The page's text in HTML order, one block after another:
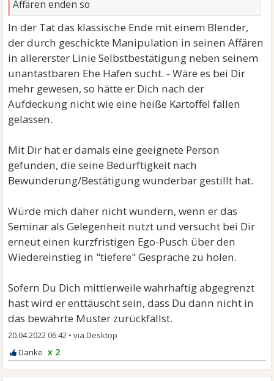
Affären enden so
In der Tat das klassische Ende mit einem Blender,
der durch geschickte Manipulation in seinen Affären
in allererster Linie Selbstbestätigung neben seinem
unantastbaren Ehe Hafen sucht. - Wäre es bei Dir
mehr gewesen, so hätte er Dich nach der
Aufdeckung nicht wie eine heiße Kartoffel fallen
gelassen.
Mit Dir hat er damals eine geeignete Person
gefunden, die seine Bedürftigkeit nach
Bewunderung/Bestätigung wunderbar gestillt hat.
Würde mich daher nicht wundern, wenn er das
Seminar als Gelegenheit nutzt und versucht bei Dir
erneut einen kurzfristigen Ego-Pusch über den
Wiedereinstieg in "tiefere" Gespräche zu holen.
Sofern Du Dich mittlerweile wahrhaftig abgegrenzt
hast wird er enttäuscht sein, dass Du dann nicht in
das bewährte Muster zurückfällst.
20.04.2022 06:42 •
x 2